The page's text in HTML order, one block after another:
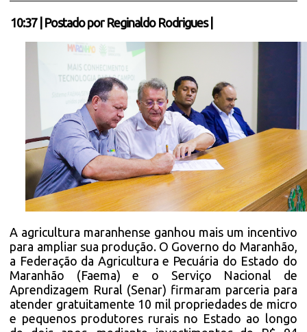
10:37| Postado por Reginaldo Rodrigues
A agricultura maranhense ganhou mais um incentivo
para ampliar sua produção. O Governo do Maranhão,
a Federação da Agricultura e Pecuária do Estado do
Maranhão (Faema) e o Serviço Nacional de
Aprendizagem Rural (Senar) firmaram parceria para
atender gratuitamente 10 mil propriedades de micro
e pequenos produtores rurais no Estado ao longo